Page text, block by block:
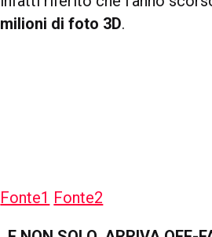
milioni di foto 3D.
Fonte1 Fonte2